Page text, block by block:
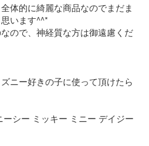
体的に綺麗な商品なのでまだま
います^^*
ので、神経質な方は御遠慮くだ
ニー好きの子に使って頂けたら
シー ミッキー ミニー デイジー